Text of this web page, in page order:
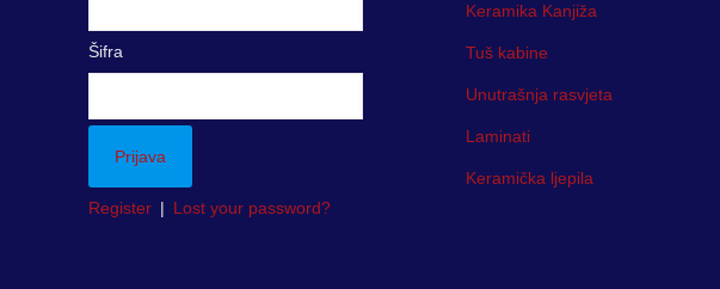
Šifra
Register | Lost your password?
Keramika Kanjiža
Tuš kabine
Unutrašnja rasvjeta
Laminati
Keramička ljepila